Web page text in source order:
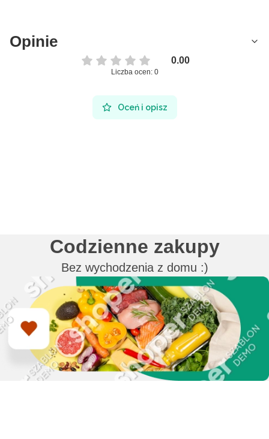
Opinie
0.00
Liczba ocen: 0
Oceń i opisz
Codzienne zakupy
Bez wychodzenia z domu :)